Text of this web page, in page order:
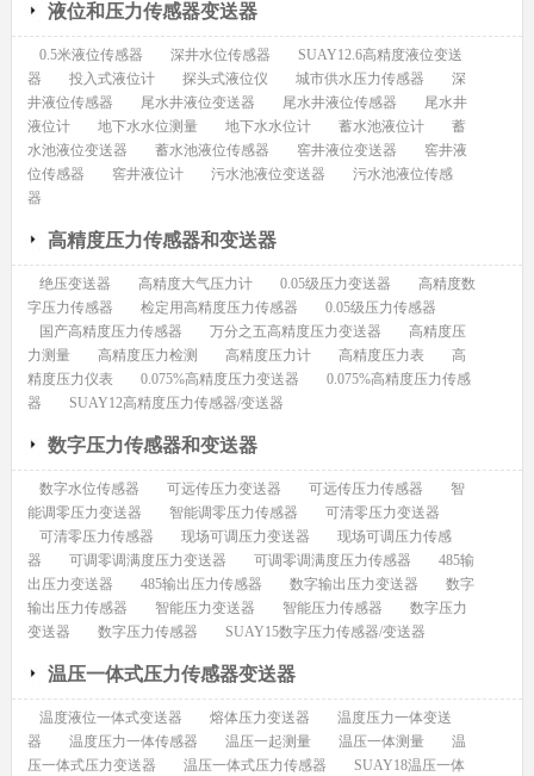
液位和压力传感器变送器
0.5米液位传感器 深井水位传感器
SUAY12.6高精度液位变送
器
投入式液位计 探头式液位仪 城市供水压力传感器
深
井液位传感器
尾水井液位变送器 尾水井液位传感器
尾水井
液位计
地下水水位测量 地下水水位计 蓄水池液位计
蓄
水池液位变送器
蓄水池液位传感器 窖井液位变送器
窖井液
位传感器
窖井液位计 污水池液位变送器
污水池液位传感
器
高精度压力传感器和变送器
绝压变送器 高精度大气压力计 0.05级压力变送器
高精度数
字压力传感器
检定用高精度压力传感器
0.05级压力传感器
国产高精度压力传感器
万分之五高精度压力变送器
高精度压
力测量
高精度压力检测 高精度压力计 高精度压力表
高
精度压力仪表
0.075%高精度压力变送器
0.075%高精度压力传感
器
SUAY12高精度压力传感器/变送器
数字压力传感器和变送器
数字水位传感器 可远传压力变送器 可远传压力传感器
智
能调零压力变送器
智能调零压力传感器
可清零压力变送器
可清零压力传感器
现场可调压力变送器
现场可调压力传感
器
可调零调满度压力变送器 可调零调满度压力传感器
485输
出压力变送器
485输出压力传感器 数字输出压力变送器
数字
输出压力传感器
智能压力变送器 智能压力传感器
数字压力
变送器
数字压力传感器 SUAY15数字压力传感器/变送器
温压一体式压力传感器变送器
温度液位一体式变送器 熔体压力变送器
温度压力一体变送
器
温度压力一体传感器 温压一起测量 温压一体测量
温
压一体式压力变送器
温压一体式压力传感器
SUAY18温压一体